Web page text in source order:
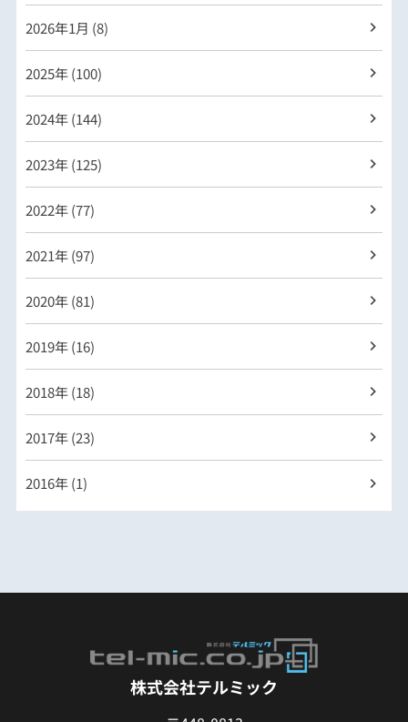
2026年1月 (8)
2025年 (100)
2024年 (144)
2023年 (125)
2022年 (77)
2021年 (97)
2020年 (81)
2019年 (16)
2018年 (18)
2017年 (23)
2016年 (1)
株式会社テルミック